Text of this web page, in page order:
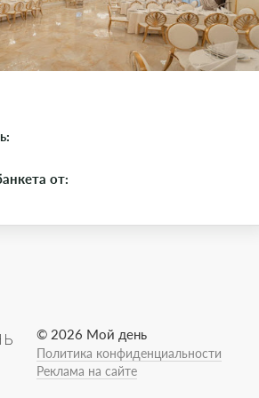
от:
© 2026 Мой день
Политика конфиденциальности
Реклама на сайте